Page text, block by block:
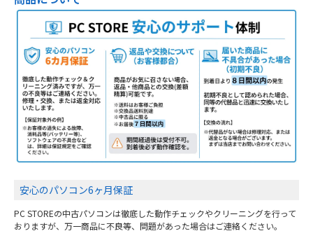
安心のパソコン6ヶ月保証
PC STOREの中古パソコンは徹底した動作チェックやクリーニングを行って
おりますが、万一商品に不良等、問題があった場合はご連絡ください。